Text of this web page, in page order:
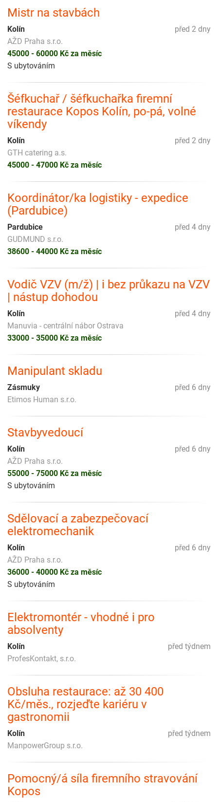
Mistr na stavbách
před 2 dny
Kolín
AŽD Praha s.r.o.
45000 - 60000 Kč za měsíc
S ubytováním
Šéfkuchař / šéfkuchařka firemní
restaurace Kopos Kolín, po-pá, volné
víkendy
před 2 dny
Kolín
GTH catering a.s.
45000 - 47000 Kč za měsíc
Koordinátor/ka logistiky - expedice
(Pardubice)
před 4 dny
Pardubice
GUDMUND s.r.o.
38600 - 44000 Kč za měsíc
Vodič VZV (m/ž) | i bez průkazu na VZV
| nástup dohodou
před 4 dny
Kolín
Manuvia - centrální nábor Ostrava
33000 - 35000 Kč za měsíc
Manipulant skladu
před 6 dny
Zásmuky
Etimos Human s.r.o.
Stavbyvedoucí
před 6 dny
Kolín
AŽD Praha s.r.o.
55000 - 75000 Kč za měsíc
S ubytováním
Sdělovací a zabezpečovací
elektromechanik
před 6 dny
Kolín
AŽD Praha s.r.o.
36000 - 40000 Kč za měsíc
S ubytováním
Elektromontér - vhodné i pro
absolventy
před týdnem
Kolín
ProfesKontakt, s.r.o.
Obsluha restaurace: až 30 400
Kč/měs., rozjeďte kariéru v
gastronomii
před týdnem
Kolín
ManpowerGroup s.r.o.
Pomocný/á síla firemního stravování
Kopos